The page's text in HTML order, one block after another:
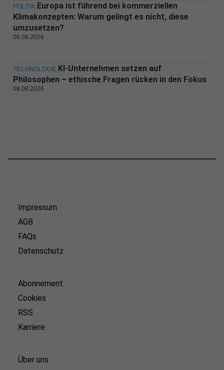
POLITIK Europa ist führend bei kommerziellen
Klimakonzepten: Warum gelingt es nicht, diese
umzusetzen?
08.08.2026
TECHNOLOGIE KI-Unternehmen setzen auf
Philosophen – ethische Fragen rücken in den Fokus
08.08.2026
Impressum
AGB
FAQs
Datenschutz
Abonnement
Cookies
RSS
Karriere
Über uns